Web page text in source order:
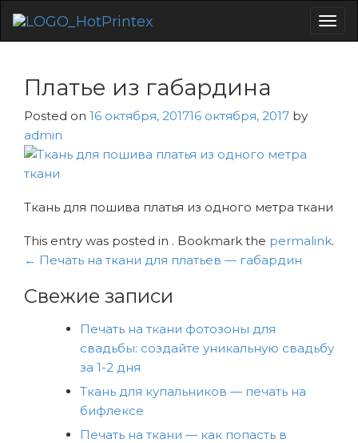
Платье из габардина
Posted on 16 октября, 201716 октября, 2017 by
admin
Ткань для пошива платья из одного метра ткани
This entry was posted in . Bookmark the permalink.
Навигация
записям
← Печать на ткани для платьев — габардин
Свежие записи
Печать на ткани фотозоны для
свадьбы: создайте уникальную свадьбу
за 1-2 дня
Ткань для купальников — печать на
бифлексе
Печать на ткани — как попасть в